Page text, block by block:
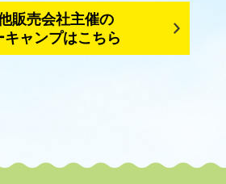
販売会社主催の
キャンプはこちら